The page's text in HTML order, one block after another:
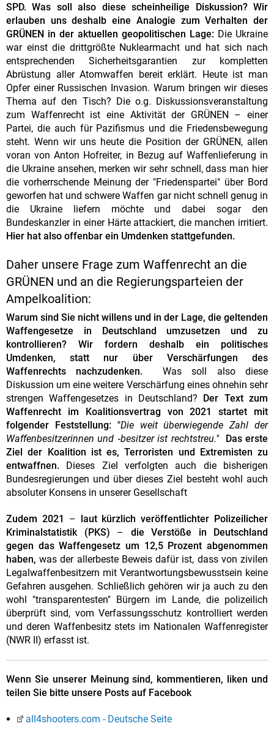
SPD. Was soll also diese scheinheilige Diskussion? Wir
erlauben uns deshalb eine Analogie zum Verhalten der
GRÜNEN in der aktuellen geopolitischen Lage: Die Ukraine
war einst die drittgrößte Nuklearmacht und hat sich nach
entsprechenden Sicherheitsgarantien zur kompletten
Abrüstung aller Atomwaffen bereit erklärt. Heute ist man
Opfer einer Russischen Invasion. Warum bringen wir dieses
Thema auf den Tisch? Die o.g. Diskussionsveranstaltung
zum Waffenrecht ist eine Aktivität der GRÜNEN – einer
Partei, die auch für Pazifismus und die Friedensbewegung
steht. Wenn wir uns heute die Position der GRÜNEN, allen
voran von Anton Hofreiter, in Bezug auf Waffenlieferung in
die Ukraine ansehen, merken wir sehr schnell, dass man hier
die vorherrschende Meinung der "Friedenspartei" über Bord
geworfen hat und schwere Waffen gar nicht schnell genug in
die Ukraine liefern möchte und dabei sogar den
Bundeskanzler in einer Härte attackiert, die manchen irritiert.
Hier hat also offenbar ein Umdenken stattgefunden.
Daher unsere Frage zum Waffenrecht an die
GRÜNEN und an die Regierungsparteien der
Ampelkoalition:
Warum sind Sie nicht willens und in der Lage, die geltenden
Waffengesetze in Deutschland umzusetzen und zu
kontrollieren?
Wir fordern deshalb ein politisches
Umdenken, statt nur über Verschärfungen des
Waffenrechts nachzudenken. Was soll also diese
Diskussion um eine weitere Verschärfung eines ohnehin sehr
strengen Waffengesetzes in Deutschland? Der Text zum
Waffenrecht im Koalitionsvertrag von 2021 startet mit
folgender Feststellung: "Die weit überwiegende Zahl der
Waffenbesitzerinnen und ‐besitzer ist rechtstreu." Das erste
Ziel der Koalition ist es, Terroristen und Extremisten zu
entwaffnen. Dieses Ziel verfolgten auch die bisherigen
Bundesregierungen und über dieses Ziel besteht wohl auch
absoluter Konsens in unserer Gesellschaft
Zudem 2021 – laut kürzlich veröffentlichter Polizeilicher
Kriminalstatistik (PKS) –
die Verstöße in Deutschland
gegen das Waffengesetz um 12,5 Prozent abgenommen
haben, was der allerbeste Beweis dafür ist, dass von zivilen
Legalwaffenbesitzern mit Verantwortungsbewusstsein keine
Gefahren ausgehen. Schließlich gehören wir ja auch zu den
wohl "transparentesten" Bürgern im Lande, die polizeilich
überprüft sind, vom Verfassungsschutz kontrolliert werden
und deren Waffenbesitz stets im Nationalen Waffenregister
(NWR II) erfasst ist.
Wenn Sie unserer Meinung sind, kommentieren, liken und
teilen Sie bitte unsere Posts auf Facebook
all4shooters.com - Deutsche Seite